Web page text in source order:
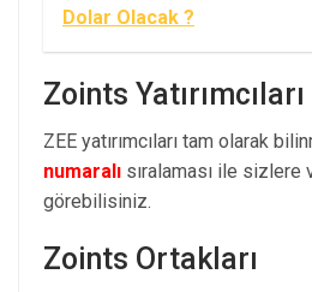
Dolar Olacak ?
Zoints Yatırımcıları
ZEE yatırımcıları tam olarak
numaralı sıralaması ile sizlere
görebilisiniz.
Zoints Ortakları